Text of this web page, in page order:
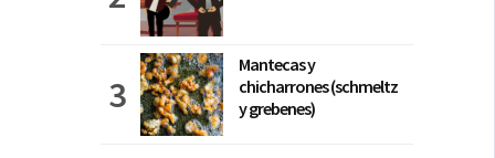
Mantecas y
chicharrones (schmeltz
y grebenes)